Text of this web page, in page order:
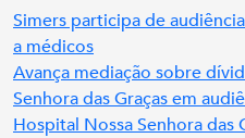
Simers participa de
a médicos
Avança mediação sobre
Senhora das Graças em
Hospital Nossa Senhora das